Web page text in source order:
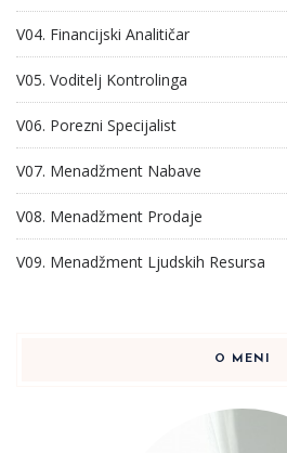
V04. Financijski Analitičar
V05. Voditelj Kontrolinga
V06. Porezni Specijalist
V07. Menadžment Nabave
V08. Menadžment Prodaje
V09. Menadžment Ljudskih Resursa
O MENI